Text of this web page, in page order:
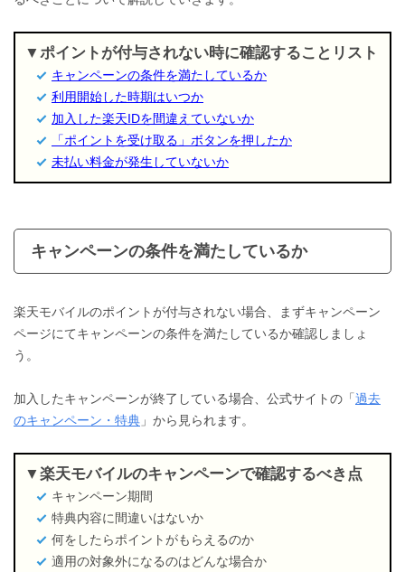
ポイントが付与されない時に確認することリスト
キャンペーンの条件を満たしているか
利用開始した時期はいつか
加入した楽天IDを間違えていないか
「ポイントを受け取る」ボタンを押したか
未払い料金が発生していないか
キャンペーンの条件を満たしているか
楽天モバイルのポイントが付与されない場合、まずキャンペーン
ページにてキャンペーンの条件を満たしているか確認しましょ
う。
加入したキャンペーンが終了している場合、公式サイトの「過去
のキャンペーン・特典 」から見られます。
楽天モバイルのキャンペーンで確認するべき点
キャンペーン期間
特典内容に間違いはないか
何をしたらポイントがもらえるのか
適用の対象外になるのはどんな場合か